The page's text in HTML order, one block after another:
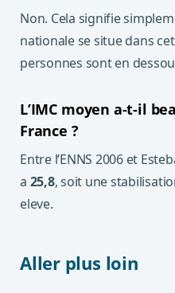
Non. Cela signifie
nationale se situe dans
personnes sont en
L’IMC moyen a-t-il
France ?
Entre l’ENNS 2006 et
a 25,8, soit une
eleve.
Aller plus loin